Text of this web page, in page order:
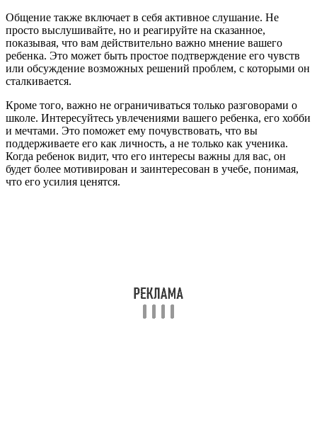
Общение также включает в себя активное слушание. Не
просто выслушивайте, но и реагируйте на сказанное,
показывая, что вам действительно важно мнение вашего
ребенка. Это может быть простое подтверждение его чувств
или обсуждение возможных решений проблем, с которыми он
сталкивается.
Кроме того, важно не ограничиваться только разговорами о
школе. Интересуйтесь увлечениями вашего ребенка, его хобби
и мечтами. Это поможет ему почувствовать, что вы
поддерживаете его как личность, а не только как ученика.
Когда ребенок видит, что его интересы важны для вас, он
будет более мотивирован и заинтересован в учебе, понимая,
что его усилия ценятся.